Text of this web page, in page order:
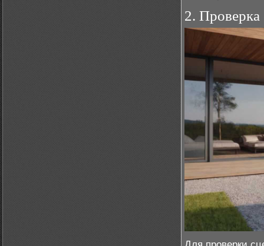
2. Проверка